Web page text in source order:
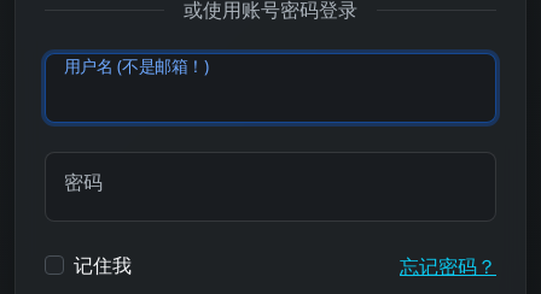
或使用账号密码登录
用户名 (不是邮箱！)
密码
记住我 忘记密码？